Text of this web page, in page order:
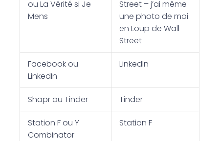
ou La Vérité si Je
Mens
Street – j’ai même
une photo de moi
en Loup de Wall
Street
Facebook ou
LinkedIn
LinkedIn
Shapr ou Tinder Tinder
Station F ou Y
Combinator
Station F